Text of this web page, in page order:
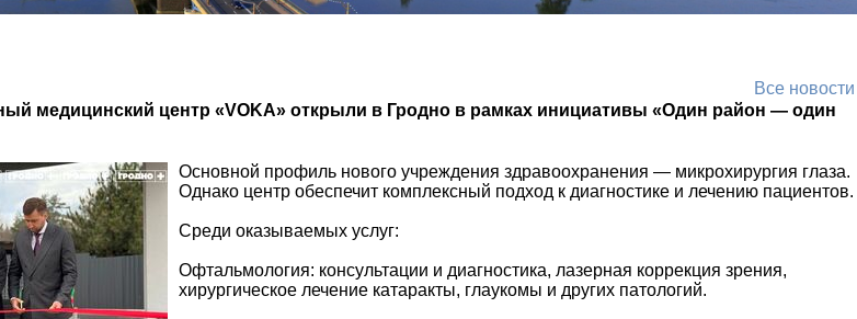
Все новости
медицинский центр «VOKA» открыли в Гродно в рамках инициативы «Один район — один
Основной профиль нового учреждения здравоохранения — микрохирургия глаза.
Однако центр обеспечит комплексный подход к диагностике и лечению пациентов.
Среди оказываемых услуг:
Офтальмология: консультации и диагностика, лазерная коррекция зрения,
хирургическое лечение катаракты, глаукомы и других патологий.